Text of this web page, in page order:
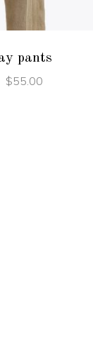
pants
$55.00